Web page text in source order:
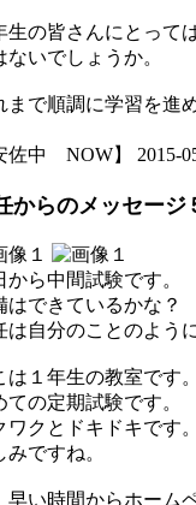
生の皆さんにとって
ないでしょうか。
まで順調に学習を進
佐中 NOW】 2015-
からのメッセージ
から中間試験です。
はできているかな？
は自分のことのよう
は１年生の教室です。
ての定期試験です。
ワクとドキドキです。
みですね。
早い時間からホーム